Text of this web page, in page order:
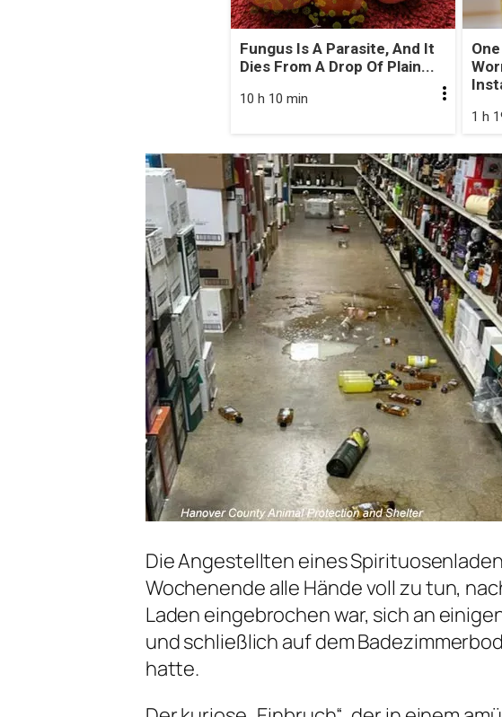
Fungus Is A Parasite, And It
Dies From A Drop Of Plain...
10 h 10 min
1 h
Die Angestellten eines
Wochenende alle Hände voll zu tun,
Laden eingebrochen war, sich an
und schließlich auf dem
hatte.